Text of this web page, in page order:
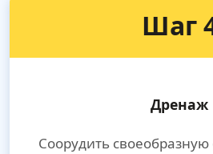
Шаг
Дренаж
Соорудить